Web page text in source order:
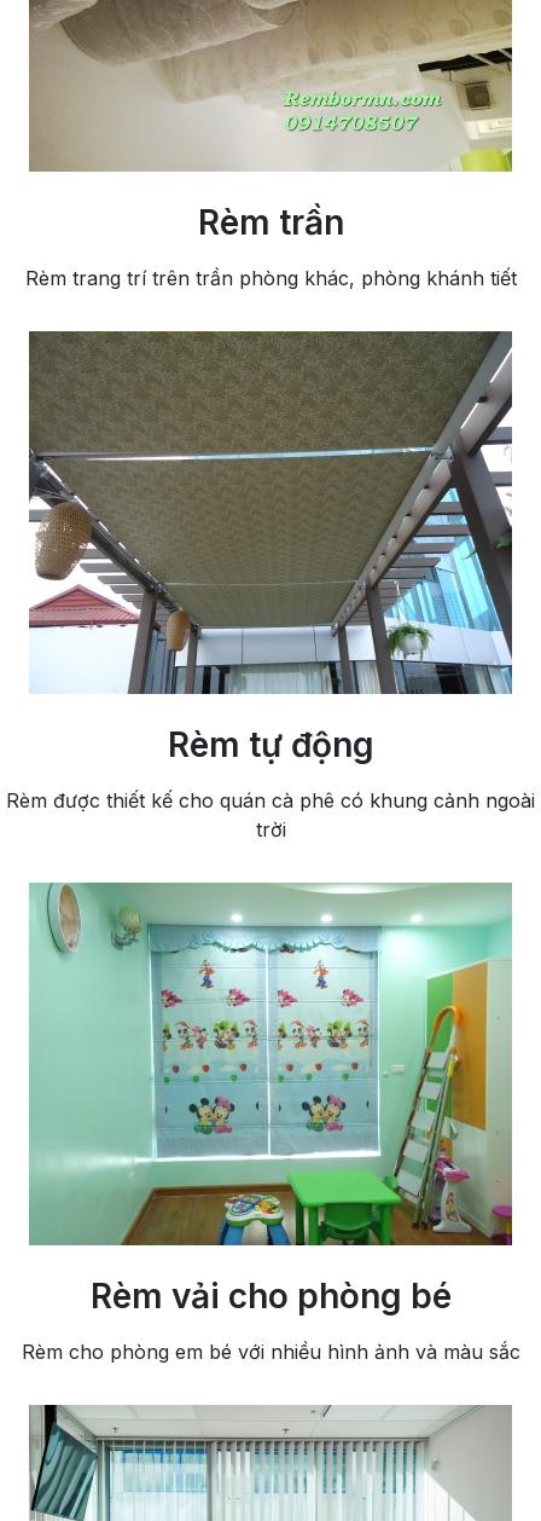
Rèm trần
Rèm trang trí trên trần phòng khác, phòng khánh tiết
Rèm tự động
Rèm được thiết kế cho quán cà phê có khung cảnh ngoài
trời
Rèm vải cho phòng bé
Rèm cho phòng em bé với nhiều hình ảnh và màu sắc